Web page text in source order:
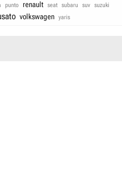
punto renault seat subaru suv suzuki
volkswagen yaris